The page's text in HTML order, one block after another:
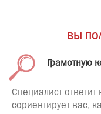
ВЫ
Грамотную
Специалист
сориентирует вас,